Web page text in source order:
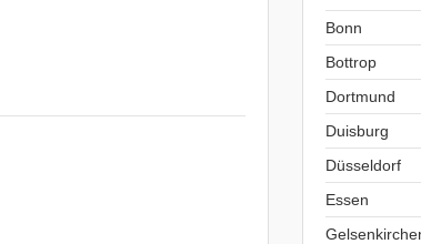
Bonn
Bottrop
Dortmund
Duisburg
Düsseldorf
Essen